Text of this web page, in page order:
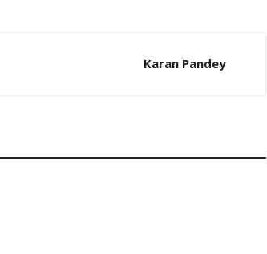
Karan Pandey